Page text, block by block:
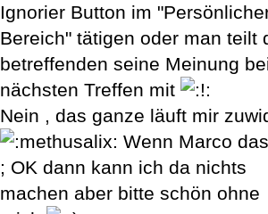
Ignorier Button im
Bereich" tätigen oder man teilt
betreffenden seine Meinung
nächsten Treffen mit
Nein , das ganze läuft mir
Wenn Marco
; OK dann kann ich da nichts
machen aber bitte schön ohne